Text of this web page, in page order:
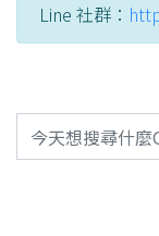
Line 社群：